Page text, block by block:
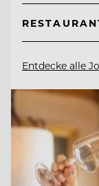
Entdecke alle